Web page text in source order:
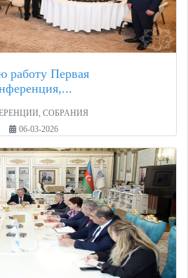
работу Первая
СОБРАНИЯ
06-03-2026